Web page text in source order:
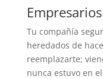
Empresarios
Tu compañía
heredados de
reemplazarte;
nunca estuvo en